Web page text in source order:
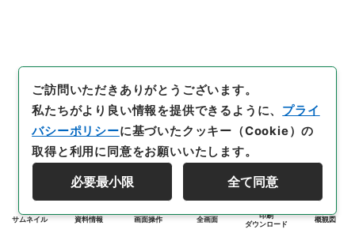
サムネイル 資料情報 画面操作 全画面
印刷
ダウンロード
概観図
ご訪問いただきありがとうございます。
私たちがより良い情報を提供できるように、 プライ
バシーポリシーに基づいたクッキー（Cookie）の
取得と利用に同意をお願いいたします。
必要最小限 全て同意